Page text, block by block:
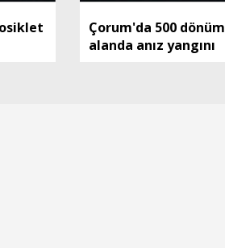
Çorum'da 500 dönüm
alanda anız yangını